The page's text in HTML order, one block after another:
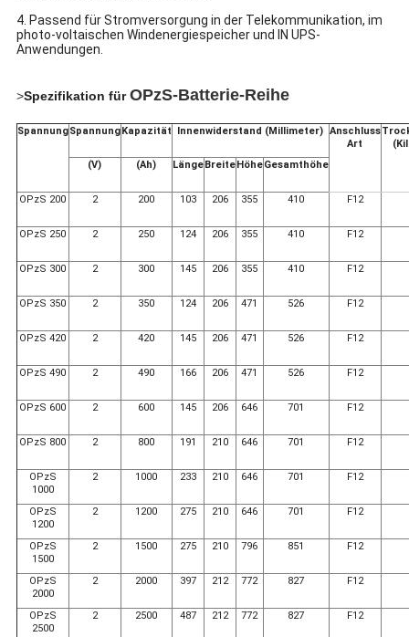
4. Passend für Stromversorgung in der Telekommunikation, im
photo-voltaischen Windenergiespeicher und IN UPS-
Anwendungen.
>Spezifikation fürOPzS-Batterie-Reihe
SpannungSpannung Kapazität Innenwiderstand (Millimeter) Anschluss
Art
(V)
(Ah) Länge Breite HöheGesamthöhe
OPzS 200 2 200 103 206 355 410 F12
OPzS 250 2 250 124 206 355 410 F12
OPzS 300 2 300 145 206 355 410 F12
OPzS 350 2 350 124 206 471 526 F12
OPzS 420 2 420 145 206 471 526 F12
OPzS 490 2 490 166 206 471 526 F12
OPzS 600 2 600 145 206 646 701 F12
OPzS 800 2 800 191 210 646 701 F12
OPzS
1000
2 1000 233 210 646 701 F12
OPzS
1200
2 1200 275 210 646 701 F12
OPzS
1500
2 1500 275 210 796 851 F12
OPzS
2000
2 2000 397 212 772 827 F12
OPzS
2500
2 2500 487 212 772 827 F12